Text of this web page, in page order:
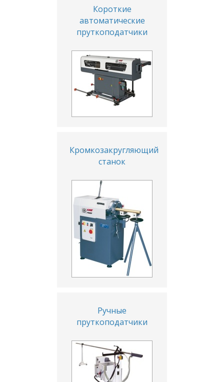
Короткие
автоматические
пруткоподатчики
Кромкозакругляющий
станок
Ручные
пруткоподатчики